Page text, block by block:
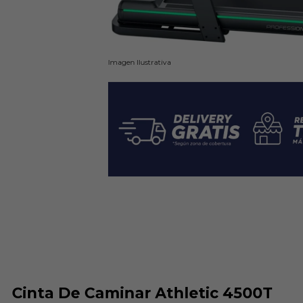
Imagen Ilustrativa
Cinta De Caminar Athletic 4500T